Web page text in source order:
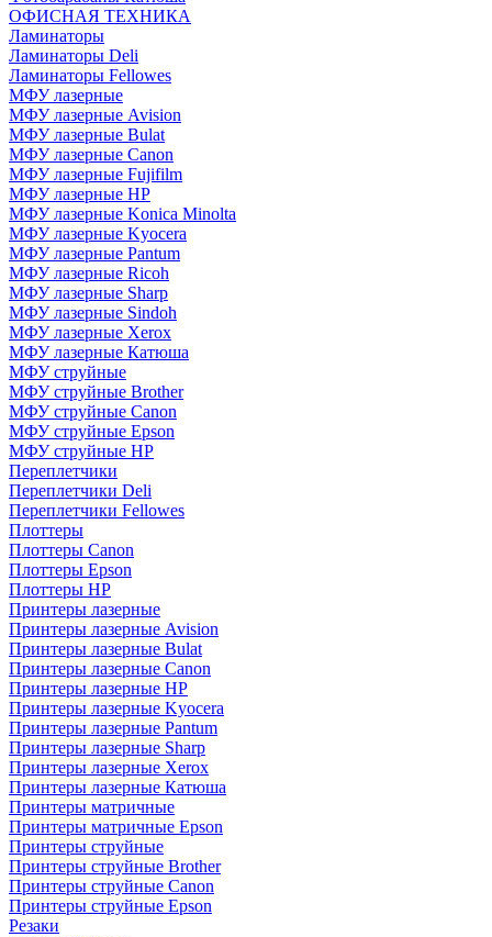
ОФИСНАЯ ТЕХНИКА
Ламинаторы
Ламинаторы Deli
Ламинаторы Fellowes
МФУ лазерные
МФУ лазерные Avision
МФУ лазерные Bulat
МФУ лазерные Canon
МФУ лазерные Fujifilm
МФУ лазерные HP
МФУ лазерные Konica Minolta
МФУ лазерные Kyocera
МФУ лазерные Pantum
МФУ лазерные Ricoh
МФУ лазерные Sharp
МФУ лазерные Sindoh
МФУ лазерные Xerox
МФУ лазерные Катюша
МФУ струйные
МФУ струйные Brother
МФУ струйные Canon
МФУ струйные Epson
МФУ струйные HP
Переплетчики
Переплетчики Deli
Переплетчики Fellowes
Плоттеры
Плоттеры Canon
Плоттеры Epson
Плоттеры HP
Принтеры лазерные
Принтеры лазерные Avision
Принтеры лазерные Bulat
Принтеры лазерные Canon
Принтеры лазерные HP
Принтеры лазерные Kyocera
Принтеры лазерные Pantum
Принтеры лазерные Sharp
Принтеры лазерные Xerox
Принтеры лазерные Катюша
Принтеры матричные
Принтеры матричные Epson
Принтеры струйные
Принтеры струйные Brother
Принтеры струйные Canon
Принтеры струйные Epson
Резаки